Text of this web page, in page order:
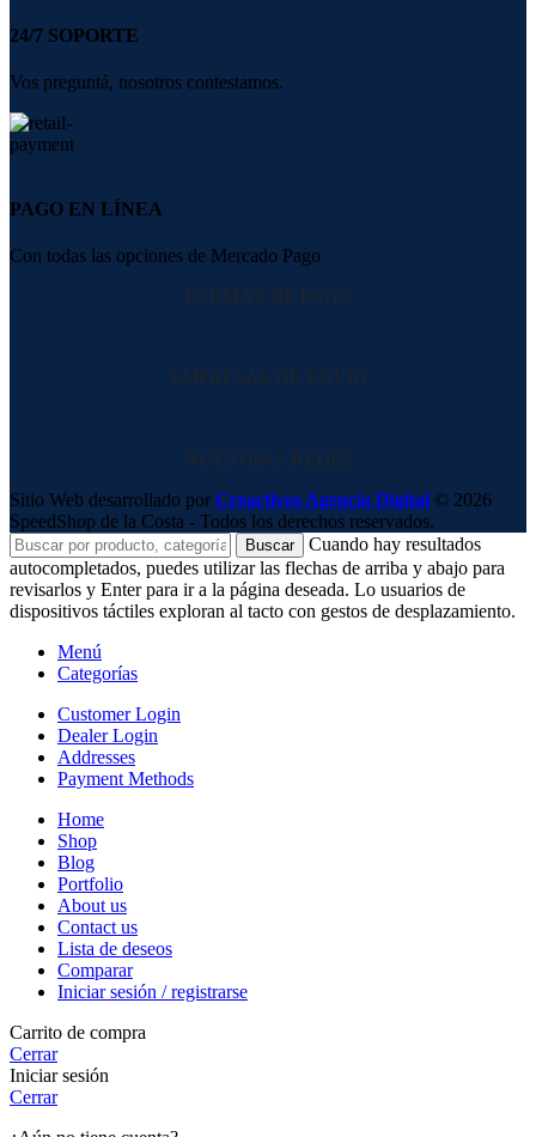
24/7 SOPORTE
Vos preguntá, nosotros contestamos.
PAGO EN LÍNEA
Con todas las opciones de Mercado Pago
FORMAS DE PAGO
EMPRESAS DE ENVIO
NUESTRAS REDES
Sitio Web desarrollado por Creactivos Agencia Digital © 2026
SpeedShop de la Costa - Todos los derechos reservados.
Buscar
Cuando hay resultados
autocompletados, puedes utilizar las flechas de arriba y abajo para
revisarlos y Enter para ir a la página deseada. Lo usuarios de
dispositivos táctiles exploran al tacto con gestos de desplazamiento.
Menú
Categorías
Customer Login
Dealer Login
Addresses
Payment Methods
Home
Shop
Blog
Portfolio
About us
Contact us
Lista de deseos
Comparar
Iniciar sesión / registrarse
Carrito de compra
Cerrar
Iniciar sesión
Cerrar